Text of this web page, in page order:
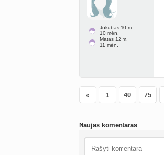
Jokūbas 10 m.
10 mėn.
Matas 12 m.
11 mėn.
« 1 40 75
Naujas komentaras